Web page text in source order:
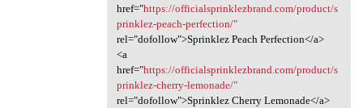
href="https://officialsprinklezbrand.com/product/s
prinklez-peach-perfection/"
rel="dofollow">Sprinklez Peach Perfection</a>
<a
href="https://officialsprinklezbrand.com/product/s
prinklez-cherry-lemonade/"
rel="dofollow">Sprinklez Cherry Lemonade</a>